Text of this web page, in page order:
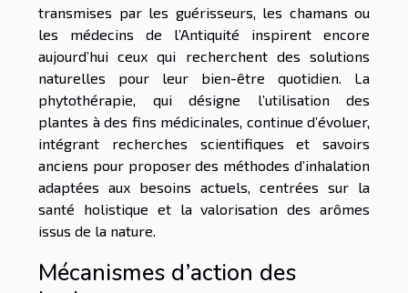
transmises par les guérisseurs, les chamans ou
les médecins de l’Antiquité inspirent encore
aujourd’hui ceux qui recherchent des solutions
naturelles pour leur bien-être quotidien. La
phytothérapie, qui désigne l’utilisation des
plantes à des fins médicinales, continue d’évoluer,
intégrant recherches scientifiques et savoirs
anciens pour proposer des méthodes d’inhalation
adaptées aux besoins actuels, centrées sur la
santé holistique et la valorisation des arômes
issus de la nature.
Mécanismes d’action des